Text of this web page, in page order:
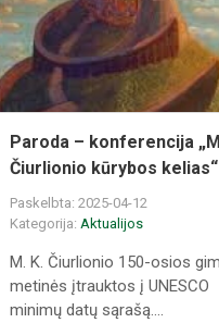
Paroda – konferencija
Čiurlionio kūrybos kelias“
Paskelbta: 2025-04-12
Kategorija:Aktualijos
M. K. Čiurlionio 150-osios
metinės įtrauktos į UNESCO
minimų datų sąrašą....